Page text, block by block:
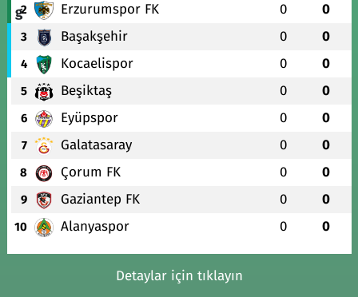
2 Erzurumspor FK 0 0
3 Başakşehir 0 0
4 Kocaelispor 0 0
5 Beşiktaş 0 0
6 Eyüpspor 0 0
7 Galatasaray 0 0
8 Çorum FK 0 0
9 Gaziantep FK 0 0
10 Alanyaspor 0 0
Detaylar için tıklayın